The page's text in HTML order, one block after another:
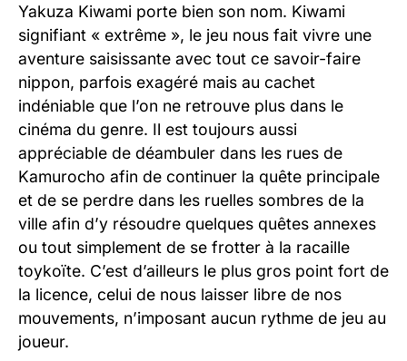
Yakuza Kiwami porte bien son nom. Kiwami
signifiant « extrême », le jeu nous fait vivre une
aventure saisissante avec tout ce savoir-faire
nippon, parfois exagéré mais au cachet
indéniable que l’on ne retrouve plus dans le
cinéma du genre. Il est toujours aussi
appréciable de déambuler dans les rues de
Kamurocho afin de continuer la quête principale
et de se perdre dans les ruelles sombres de la
ville afin d’y résoudre quelques quêtes annexes
ou tout simplement de se frotter à la racaille
toykoïte. C’est d’ailleurs le plus gros point fort de
la licence, celui de nous laisser libre de nos
mouvements, n’imposant aucun rythme de jeu au
joueur.